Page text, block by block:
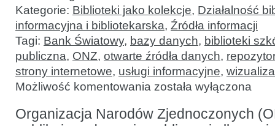
Kategorie: Biblioteki jako kolekcje, Działalność
informacyjna i bibliotekarska, Źródła informacji
Tagi: Bank Światowy, bazy danych, biblioteki
publiczna, ONZ, otwarte źródła danych,
strony internetowe, usługi informacyjne,
Możliwość komentowania Bezpłatne
repozytoria
Organizacji
Narodów
została wyłączona
Organizacja Narodów Zjednoczonych